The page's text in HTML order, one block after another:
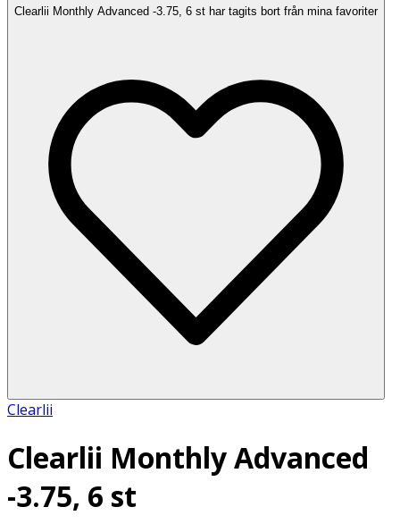
Clearlii Monthly Advanced -3.75, 6 st har tagits bort från mina favoriter
Clearlii
Clearlii Monthly Advanced
-3.75, 6 st